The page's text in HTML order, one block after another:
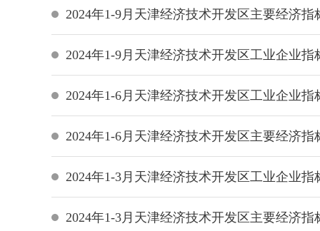
2024年1-9月天津经济技术开发区主要经济指
2024年1-9月天津经济技术开发区工业企业指
2024年1-6月天津经济技术开发区工业企业指
2024年1-6月天津经济技术开发区主要经济指
2024年1-3月天津经济技术开发区工业企业指
2024年1-3月天津经济技术开发区主要经济指